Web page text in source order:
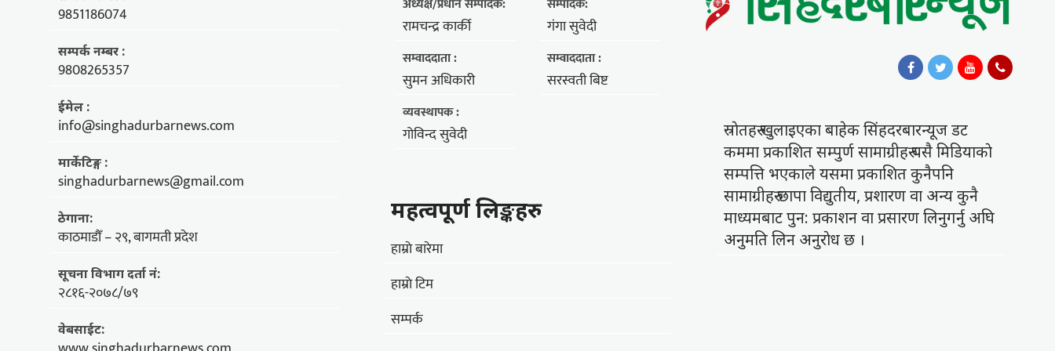
9851186074
सम्पर्क नम्बर :
9808265357
ईमेल :
info@singhadurbarnews.com
मार्केटिङ्ग :
singhadurbarnews@gmail.com
ठेगाना:
काठमाडौँ – २९, बागमती प्रदेश
सूचना विभाग दर्ता नं:
२८१६-२०७८/७९
वेबसाईट:
रामचन्द्र कार्की गंगा सुवेदी
सम्वाददाता :
सुमन अधिकारी
सम्वाददाता :
सरस्वती बिष्ट
व्यवस्थापक :
गोविन्द सुवेदी
महत्वपूर्ण लिङ्कहरु
हाम्राे बारेमा
हाम्राे टिम
सम्पर्क
स्राेतहरु खुलाइएका बाहेक सिंहदरबारन्यूज डट
कममा प्रकाशित सम्पुर्ण सामाग्रीहरु यसै मिडियाकाे
सम्पत्ति भएकाले यसमा प्रकाशित कुनैपनि
सामाग्रीहरु छापा विद्युतीय, प्रशारण वा अन्य कुनै
माध्यमबाट पुन: प्रकाशन वा प्रसारण लिनुगर्नु अघि
अनुमति लिन अनुराेध छ ।